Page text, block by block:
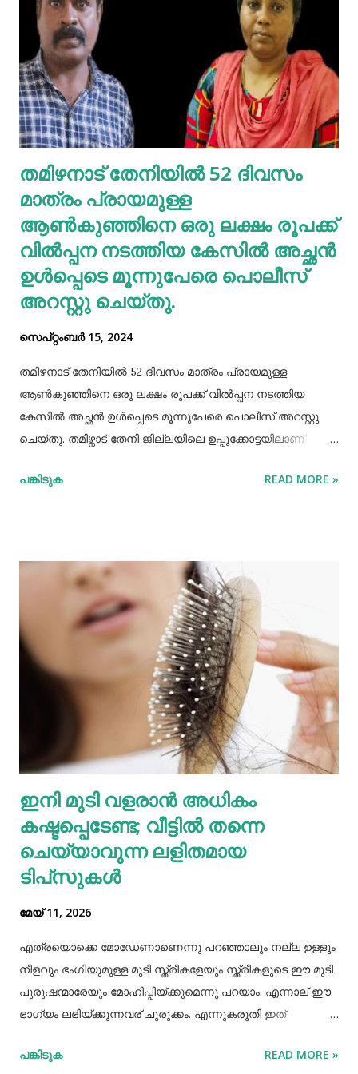
മൂലമുണ്ടാകുന്ന പ്രകൃതിദത്തമായ മാലിന്യമാണ് യൂറിക്
ആസിഡ്. ചില ഭക്ഷണങ്ങളിൽ ഉയർന്ന നിലവാരത്തിലുള്ള
പ്യൂരിനുകൾ കാണപ്പെടുന്നു , അവ നിങ്ങളുടെ ശരീരത്തിൽ
രൂപപ്പെടുകയും വിഘടിപ്പിക്കുകയും ചെയ്യുന്നു.
സാധാരണയായി, നിങ്ങളുടെ ശരീരം നിങ്ങളുടെ
വൃക്കകളിലൂടെയും മൂത്രത്തിലൂടെയും യൂറിക് ആസിഡ്
ഫിൽട്ടർ ചെയ്യുന്നു. നിങ്ങൾ അമിതമായി പ്യൂരിൻ
കഴിക്കുകയോ ഈ ഉപോൽപ്പന്നം അടിഞ്ഞുകൂടുകയോ
ചെയ്താൽ നിങ്ങളുടെ ശരീരത്തിന് കഴിയുന്നില്ലെങ്കിലും
യൂറിക് ആസിഡ് നിങ്ങളുടെ രക്തത്തിൽ ഞെരുങ...
തമിഴനാട് തേനിയില്‍ 52 ദിവസം
മാത്രം പ്രായമുള്ള
ആണ്‍കുഞ്ഞിനെ ഒരു ലക്ഷം രൂപക്ക്
വില്‍പ്പന നടത്തിയ കേസില്‍ അച്ഛൻ
ഉള്‍പ്പെടെ മൂന്നുപേരെ പൊലീസ്
അറസ്റ്റു ചെയ്തു.
സെപ്റ്റംബർ 15, 2024
തമിഴനാട് തേനിയില്‍ 52 ദിവസം മാത്രം പ്രായമുള്ള
ആണ്‍കുഞ്ഞിനെ ഒരു ലക്ഷം രൂപക്ക് വില്‍പ്പന നടത്തിയ
കേസില്‍ അച്ഛൻ ഉള്‍പ്പെടെ മൂന്നുപേരെ പൊലീസ് അറസ്റ്റു
ചെയ്തു. തമിഴ്നാട് തേനി ജില്ലയിലെ ഉപ്പുക്കോട്ടയിലാണ്
സ്വദേശികളായ ദമ്ബതികളുമാണ് അറസ്റ്റിലായത്. തേനി
സമയവും മദ്യലഹരിയിലും. തന്‍റെ കുഞ്ഞിനെ ഒരു ലക്ഷം
രൂപക്ക് വില്‍പ്പന നടത്തിയതായി അച്ഛൻ
മദ്യലഹരിയിലിരിക്കെ സമീപവാസികളിലൊരാളോട് പറഞ്ഞു.
ഇതോടെയാണ് വിവരം പുറത്തറിഞ്ഞത്. തുടർന്ന്
അയല്‍വാസി പൊലീസിലും ചൈല്‍ഡ് ലൈനിലും വിവരം
അറിയിക്കുകയായിരുന്നു. പൊലീസെത്തി അച്ഛനെയും
അമ്മയെയും മുത്തശ്ശിയെയും ചോദ്യം ചെയ്തു.
മധുരയിലുള്ള ബന്ധുവിന് കുട്ടികളില്ലാത്തതിനാല്‍
വളർത്താൻ ഏല്‍പ്പിച്ചുവെന്നാണ് അച്ഛൻ പൊലീസിനോട്
ആദ്യം പറഞ്ഞത്. പോലീസ് മധുരയിലെത്തി പരിശോധന
നടത്തിയെങ്കിലും കുഞ്ഞ് അവിടെയില്ലെന്ന് കണ്ടെത്തി.
തുടർന്ന് അച്ഛനെ വീണ്ടും വിശദമായി ചോദ്യം ചെയ്തു.
തുടർന്ന് നടത...
പങ്കിടുക READ MORE »
ഇനി മുടി വളരാൻ അധികം
കഷ്ടപ്പെടേണ്ട; വീട്ടിൽ തന്നെ
ചെയ്യാവുന്ന ലളിതമായ
ടിപ്‌സുകൾ
മേയ് 11, 2026
എത്രയൊക്കെ മോഡേണാണെന്നു പറഞ്ഞാലും നല്ല ഉള്ളും
നീളവും ഭംഗിയുമുള്ള മുടി സ്ത്രീകളേയും സ്ത്രീകളുടെ ഈ മുടി
പുരുഷന്മാരേയും മോഹിപ്പിയ്ക്കുമെന്നു പറയാം. എന്നാല് ഈ
ഭാഗ്യം ലഭിയ്ക്കുന്നവര് ചുരുക്കം. എന്നുകരുതി ഇത്
സഹായിക്കുന്ന ചില വഴികളെക്കുറിച്ചറിയൂ,മുടി വളര്‍ച്ചയ്ക്ക്
പങ്കിടുക READ MORE »